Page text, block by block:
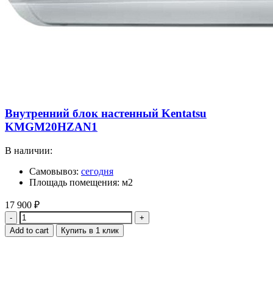
Внутренний блок настенный Kentatsu
KMGM20HZAN1
В наличии:
Самовывоз: сегодня
Площадь помещения: м2
17 900 ₽
Quantity
Add to cart Купить в 1 клик